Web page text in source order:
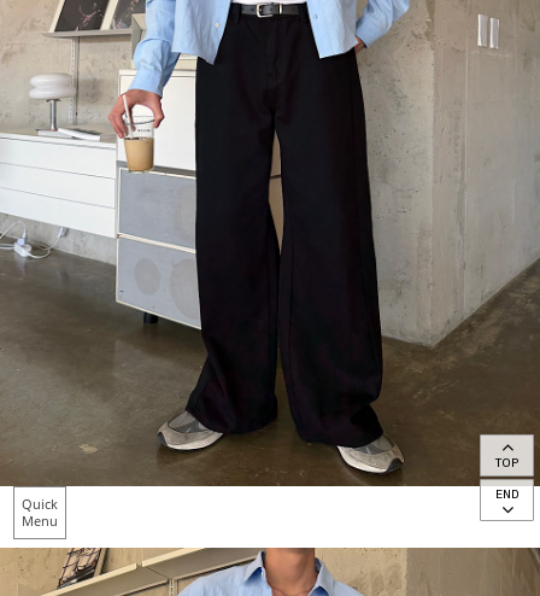
Quick
Menu
TOP
END